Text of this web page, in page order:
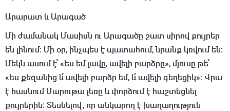
Արարատ և Արագած
Մի ժամանակ Մասիսն ու Արագածը շատ սիրով քույրեր
են լինում։ Մի օր, ինչպես է պատահում, նրանք կռվում են։
Մեկն ասում է՝ «Ես եմ լավը, ավելի բարձրը», մյուսը թե՝
«Ես քեզանից և՛ ավելի բարձր եմ, և՛ ավելի գեղեցիկ»։ Վրա
է հասնում Մարութա լեռը և փորձում է հաշտեցնել
քույրերին։ Տեսնելով, որ անկարող է խաղաղություն